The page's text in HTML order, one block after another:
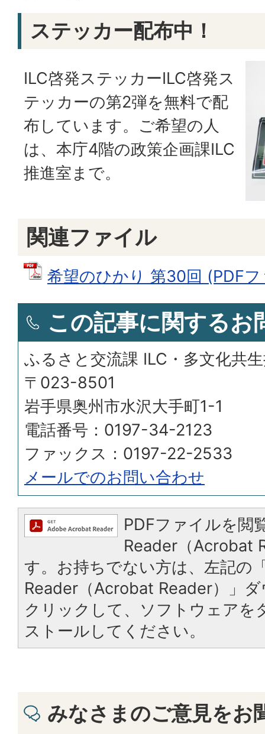
ステッカー配布中！
ILC啓発ステッカーILC啓発ス
テッカーの第2弾を無料で配
布しています。ご希望の人
は、本庁4階の政策企画課ILC
推進室まで。
関連ファイル
希望のひかり 第30回 (PDF
この記事に関するお
ふるさと交流課 ILC・多文化共
〒023-8501
岩手県奥州市水沢大手町1-1
電話番号：0197-34-2123
ファックス：0197-22-2533
メールでのお問い合わせ
PDFファイルを閲
Reader（Acrobat
す。お持ちでない方は、左記の
Reader（Acrobat Reader）」
クリックして、ソフトウェアを
ストールしてください。
みなさまのご意見をお